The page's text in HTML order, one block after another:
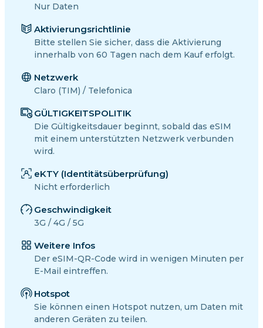
Nur Daten
Aktivierungsrichtlinie
Bitte stellen Sie sicher, dass die Aktivierung
innerhalb von 60 Tagen nach dem Kauf erfolgt.
Netzwerk
Claro (TIM) / Telefonica
GÜLTIGKEITSPOLITIK
Die Gültigkeitsdauer beginnt, sobald das eSIM
mit einem unterstützten Netzwerk verbunden
wird.
eKTY (Identitätsüberprüfung)
Nicht erforderlich
Geschwindigkeit
3G / 4G / 5G
Weitere Infos
Der eSIM-QR-Code wird in wenigen Minuten per
E-Mail eintreffen.
Hotspot
Sie können einen Hotspot nutzen, um Daten mit
anderen Geräten zu teilen.